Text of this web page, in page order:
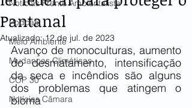
Notícias Frente Ambientalista
Podcast
Meio Ambiente
Mudanças Climáticas
COP 30
Notícias Câmara
Pantanal
Atualizado:12 de jul. de 2023
Avanço de monoculturas, aumento
do desmatamento, intensificação
da seca e incêndios são alguns
dos problemas que atingem o
bioma